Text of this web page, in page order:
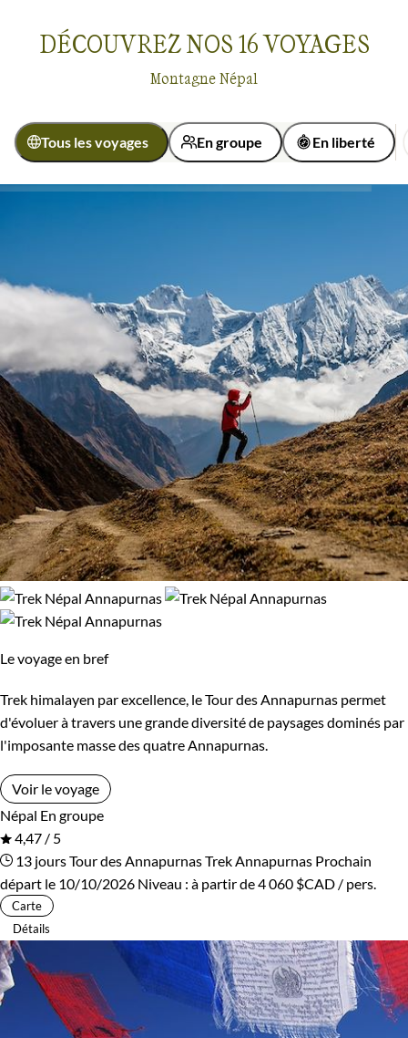
99% de satisfaction (443 avis)
DÉCOUVREZ NOS 16VOYAGES
Montagne Népal
Tous les voyages En groupe En liberté
Trek
Régions
Annapurnas Everest
Langtang
Confort
Refuge, gîte, dortoir Standard
Environnement
Forêts, collines, rivières et lacs
Patrimoine et Nature
Le voyage en bref
Trek himalayen par excellence, le Tour des Annapurnas permet
d'évoluer à travers une grande diversité de paysages dominés par
l'imposante masse des quatre Annapurnas.
Voir le voyage
Népal En groupe
4,47 / 5
13 joursTour des AnnapurnasTrek Annapurnas Prochain
départ le 10/10/2026 Niveau : à partir de4 060 $CAD / pers.
Carte
Détails